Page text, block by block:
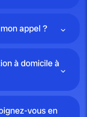
appel ?
à domicile à
vous en